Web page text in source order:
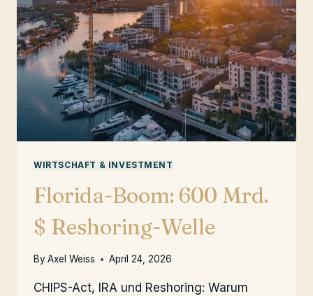
WIRTSCHAFT & INVESTMENT
Florida-Boom: 600 Mrd.
$ Reshoring-Welle
ByAxel Weiss April 24, 2026
CHIPS-Act, IRA und Reshoring: Warum